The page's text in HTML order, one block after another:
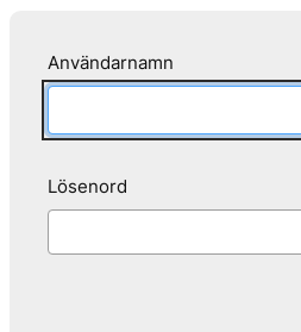
Användarnamn
Lösenord